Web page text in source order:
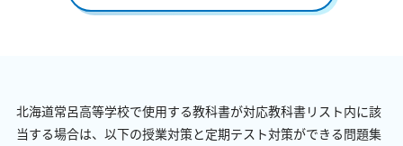
北海道常呂高等学校で使用する教科書が対応教科書リスト内に該
当する場合は、以下の授業対策と定期テスト対策ができる問題集